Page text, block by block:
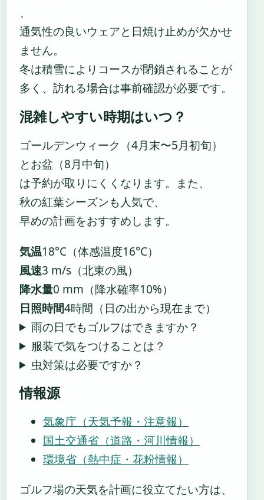
、
通気性の良いウェアと日焼け止めが欠かせ
ません。
冬は積雪によりコースが閉鎖されることが
多く、訪れる場合は事前確認が必要です。
混雑しやすい時期はいつ？
ゴールデンウィーク（4月末〜5月初旬）
とお盆（8月中旬）
は予約が取りにくくなります。また、
秋の紅葉シーズンも人気で、
早めの計画をおすすめします。
気温18°C（体感温度16°C）
風速3 m/s（北東の風）
降水量0 mm（降水確率10%）
日照時間4時間（日の出から現在まで）
雨の日でもゴルフはできますか？
服装で気をつけることは？
虫対策は必要ですか？
情報源
気象庁（天気予報・注意報）
国土交通省（道路・河川情報）
環境省（熱中症・花粉情報）
ゴルフ場の天気を計画に役立てたい方は、